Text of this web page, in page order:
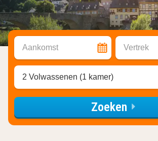
Aankomst Vertrek
2 Volwassenen (1 kamer)
Zoeken